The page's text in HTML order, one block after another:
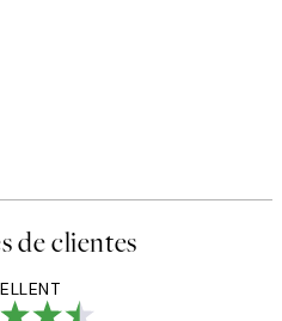
de clientes